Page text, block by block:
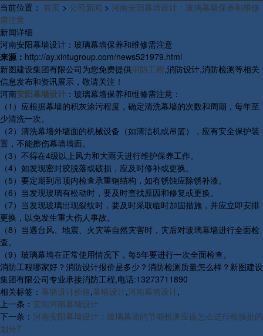
当前位置： 首页 > 公司新闻 > 河南安阳幕墙设计：玻璃幕墙保养和维修
需注意
新闻详细
河南安阳幕墙设计：玻璃幕墙保养和维修需注意
来源： http://ay.xintugroup.com/news521979.html
新图建设集团有限公司为您免费提供消防工程,消防设计,消防检测等相关
信息发布和资讯展示，敬请关注！
河南安阳幕墙设计 ：玻璃幕墙保养和维修需注意：
（1）应根据幕墙的积灰涂污程度，确定清洗幕墙的次数和周期，每年至
少清洗一次。
（2）清洗幕墙外墙面的机械设备（如清洁机或吊篮），应有安全保护装
置，不能擦伤幕墙墙面。
（3）不得在4级以上风力和大雨天进行维护保养工作。
（4）如发现密封胶脱落或破损，应及时修补或更换。
（5）要定期到吊顶内检查承重钢结构，如有锈蚀应除锈补漆。
（6）当发现玻璃有松动时，要及时查找原因和修复或更换。
（7）当发现玻璃出现裂纹时，要及时采取临时加固措施，并应立即安排
更换，以免发生重大伤人事故。
（8）当遇台风、地震、火灾等自然灾害时，灾后对玻璃幕墙进行全面检
查。
（9）玻璃幕墙在正常使用情况下，每5年要进行一次全面检查。
消防工程哪家好？消防设计报价是多少？消防检测质量怎么样？新图建设
集团有限公司专业承接消防工程,电话:13273711890
相关标签： 幕墙设计价格,幕墙设计,河南幕墙设计,
上一条： 安阳河南幕墙设计
下一条： 河南安阳幕墙设计：玻璃幕墙的节能检测应该怎么进行检验批的
划分?